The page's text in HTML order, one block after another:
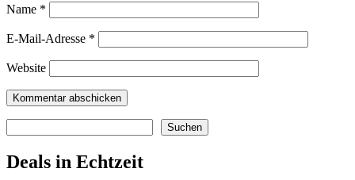
Name *
E-Mail-Adresse *
Website
Suchen
Deals in Echtzeit